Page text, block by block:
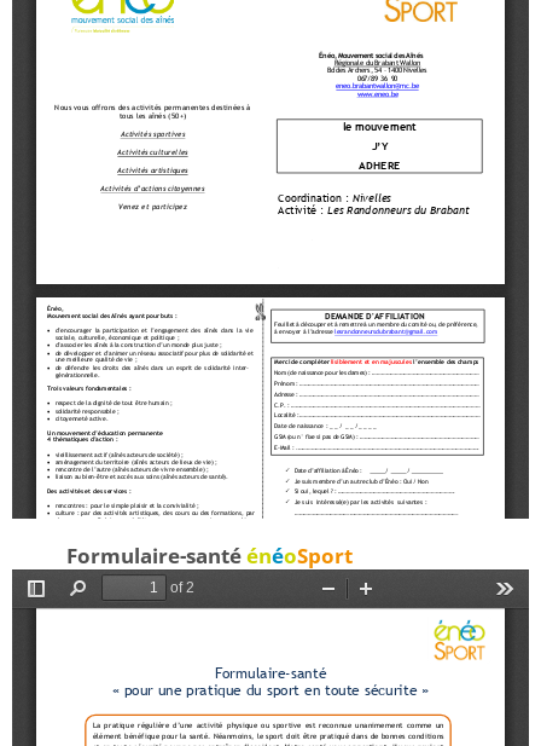
Formulaire-santéénéoSport